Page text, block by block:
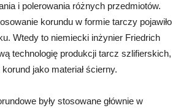
i polerowania różnych przedmiotów.
korundu w formie tarczy pojawiło
Wtedy to niemiecki inżynier Friedrich
technologię produkcji tarcz szlifierskich,
jako materiał ścierny.
były stosowane głównie w